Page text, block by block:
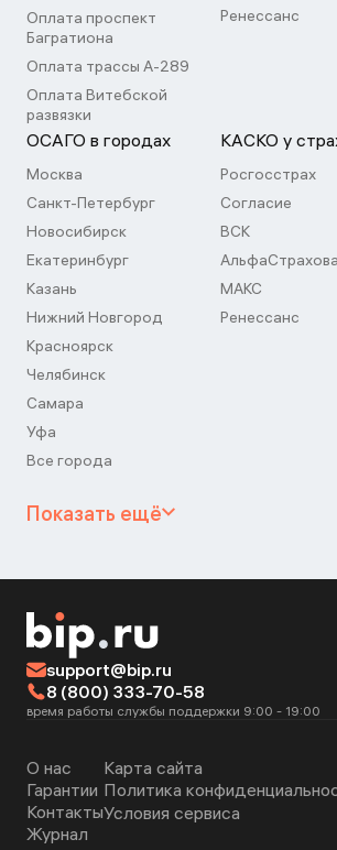
Оплата проспект
Багратиона
Оплата трассы А-289
Оплата Витебской
развязки
Ренессанс
ОСАГО в городах
Москва
Санкт-Петербург
Новосибирск
Екатеринбург
Казань
Нижний Новгород
Красноярск
Челябинск
Самара
Уфа
Все города
КАСКО у
Росгосстрах
Согласие
ВСК
МАКС
Ренессанс
Показать ещё
support@bip.ru
8 (800) 333-70-58
время работы службы поддержки 9:00 - 19:00
О нас
Гарантии
Контакты
Журнал
Карта сайта
Политика
Условия сервиса